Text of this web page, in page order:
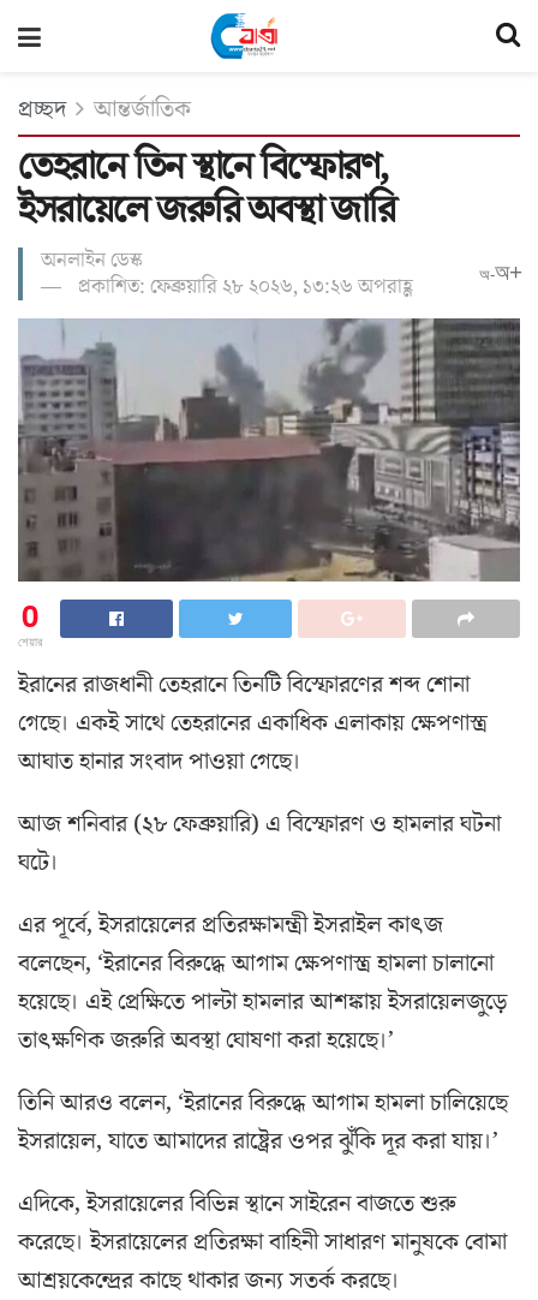
প্রচ্ছদ আন্তর্জাতিক
তেহরানে তিন স্থানে বিস্ফোরণ,
ইসরায়েলে জরুরি অবস্থা জারি
অনলাইন ডেস্ক
প্রকাশিত: ফেব্রুয়ারি ২৮ ২০২৬, ১৩:২৬ অপরাহ্ণ
অ-অ+
0
শেয়ার
ইরানের রাজধানী তেহরানে তিনটি বিস্ফোরণের শব্দ শোনা
গেছে। একই সাথে তেহরানের একাধিক এলাকায় ক্ষেপণাস্ত্র
আঘাত হানার সংবাদ পাওয়া গেছে।
আজ শনিবার (২৮ ফেব্রুয়ারি) এ বিস্ফোরণ ও হামলার ঘটনা
ঘটে।
এর পূর্বে, ইসরায়েলের প্রতিরক্ষামন্ত্রী ইসরাইল কাৎজ
বলেছেন, ‘ইরানের বিরুদ্ধে আগাম ক্ষেপণাস্ত্র হামলা চালানো
হয়েছে। এই প্রেক্ষিতে পাল্টা হামলার আশঙ্কায় ইসরায়েলজুড়ে
তাৎক্ষণিক জরুরি অবস্থা ঘোষণা করা হয়েছে।’
তিনি আরও বলেন, ‘ইরানের বিরুদ্ধে আগাম হামলা চালিয়েছে
ইসরায়েল, যাতে আমাদের রাষ্ট্রের ওপর ঝুঁকি দূর করা যায়।’
এদিকে, ইসরায়েলের বিভিন্ন স্থানে সাইরেন বাজতে শুরু
করেছে। ইসরায়েলের প্রতিরক্ষা বাহিনী সাধারণ মানুষকে বোমা
আশ্রয়কেন্দ্রের কাছে থাকার জন্য সতর্ক করছে।